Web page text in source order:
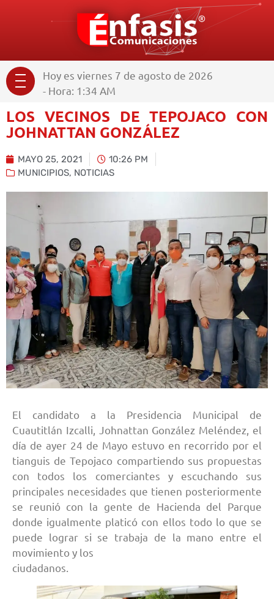
Hoy es viernes 7 de agosto de 2026
- Hora: 1:34 AM
LOS VECINOS DE TEPOJACO CON
JOHNATTAN GONZÁLEZ
MAYO 25, 2021
10:26 PM
MUNICIPIOS, NOTICIAS
El candidato a la Presidencia Municipal de
Cuautitlán Izcalli, Johnattan González Meléndez, el
día de ayer 24 de Mayo estuvo en recorrido por el
tianguis de Tepojaco compartiendo sus propuestas
con todos los comerciantes y escuchando sus
principales necesidades que tienen posteriormente
se reunió con la gente de Hacienda del Parque
donde igualmente platicó con ellos todo lo que se
puede lograr si se trabaja de la mano entre el
movimiento y los
ciudadanos.